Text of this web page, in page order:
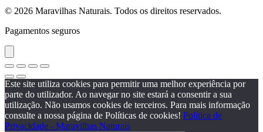
© 2026 Maravilhas Naturais. Todos os direitos reservados.
Pagamentos seguros
Este site utiliza cookies para permitir uma melhor experiência por
parte do utilizador. Ao navegar no site estará a consentir a sua
utilização. Não usamos cookies de terceiros. Para mais informação
consulte a nossa página de Políticas de cookies! Política de
Privacidade - Maravilhas Naturais